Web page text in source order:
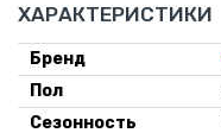
182-188,
64-66
273.58
ХАРАКТЕРИСТИКИ
Бренд
Пол
Сезонность